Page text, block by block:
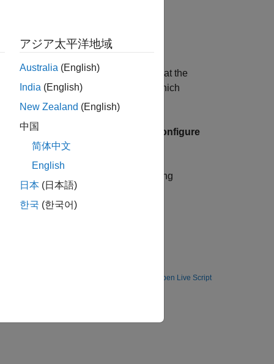
on the topic and message type that the
signal,Msg, and a Boolean,
, which
Open the block mask and click
Configure
Gazebo Simulation
for exchanging data and sending
Simulink and Gazebo
Open Live Script
アジア太平洋地域
Australia (English)
India (English)
New Zealand (English)
中国
简体中文
English
日本 (日本語)
한국 (한국어)